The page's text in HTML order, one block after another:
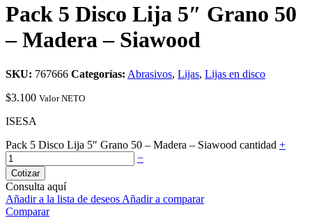
Pack 5 Disco Lija 5″ Grano 50
– Madera – Siawood
SKU: 767666 Categorías: Abrasivos, Lijas, Lijas en disco
$3.100 Valor NETO
ISESA
Pack 5 Disco Lija 5″ Grano 50 – Madera – Siawood cantidad +
−
Cotizar
Consulta aquí
Añadir a la lista de deseos Añadir a comparar
Comparar